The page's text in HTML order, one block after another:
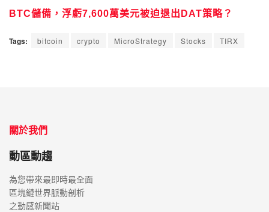
BTC儲備，浮虧7,600萬美元被迫退出DAT策略？
Tags: bitcoin crypto MicroStrategy Stocks TIRX
關於我們
動區動趨
為您帶來最即時最全面
區塊鏈世界脈動剖析
之動感新聞站